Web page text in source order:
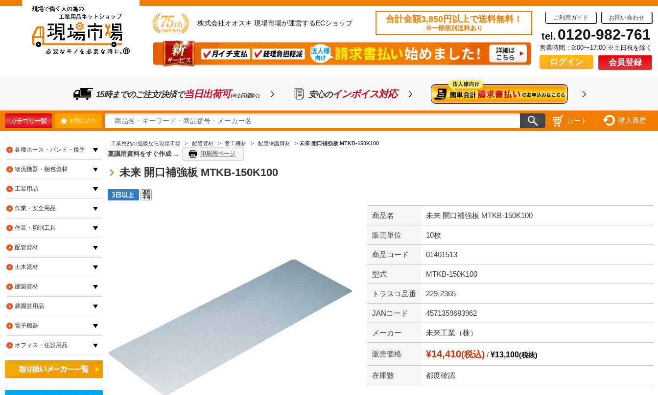
株式会社オオスキ 現場市場が運営するECショップ 合計金額3,850円以上で送料無料！
※一部個別送料あり
ご利用ガイド お問い合わせ
tel. 0120-982-761
営業時間：9:00〜17:00 ※土日祝を除く
ログイン 会員登録
15時までのご注文/決済で当日出荷可(※土日祝除く) 安心のインボイス対応
カテゴリ一覧 お気に入り カート 購入履歴
工業用品の通販なら現場市場 > 配管資材 > 管工機材 > 配管保護資材 > 未来 開口補強板 MTKB-150K100
稟議用資料をすぐ作成 → 印刷用ページ
未来 開口補強板 MTKB-150K100
商品名 未来 開口補強板 MTKB-150K100
販売単位 10枚
商品コード 01401513
型式 MTKB-150K100
トラスコ品番 229-2365
JANコード 4571359683962
メーカー 未来工業（株）
販売価格 ¥14,410(税込) / ¥13,100(税抜)
在庫数 都度確認
各種ホース・バンド・接手
物流機器・梱包資材
工業用品
作業・安全用品
作業・切削工具
配管資材
土木資材
建築資材
農園芸用品
電子機器
オフィス・住設用品